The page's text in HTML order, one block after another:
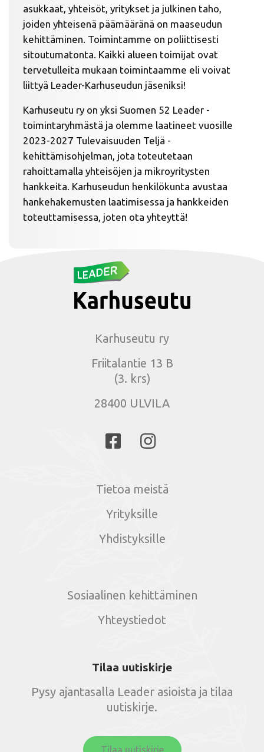
asukkaat, yhteisöt, yritykset ja julkinen taho,
joiden yhteisenä päämääränä on maaseudun
kehittäminen. Toimintamme on poliittisesti
sitoutumatonta. Kaikki alueen toimijat ovat
tervetulleita mukaan toimintaamme eli voivat
liittyä Leader-Karhuseudun jäseniksi!
Karhuseutu ry on yksi Suomen 52 Leader -
toimintaryhmästä ja olemme laatineet vuosille
2023-2027 Tulevaisuuden Teljä -
kehittämisohjelman, jota toteutetaan
rahoittamalla yhteisöjen ja mikroyritysten
hankkeita. Karhuseudun henkilökunta avustaa
hankehakemusten laatimisessa ja hankkeiden
toteuttamisessa, joten ota yhteyttä!
Karhuseutu ry
Friitalantie 13 B
(3. krs)
28400 ULVILA
Tietoa meistä
Yrityksille
Yhdistyksille
Sosiaalinen kehittäminen
Yhteystiedot
Tilaa uutiskirje
Pysy ajantasalla Leader asioista ja tilaa
uutiskirje.
Tilaa uutiskirje